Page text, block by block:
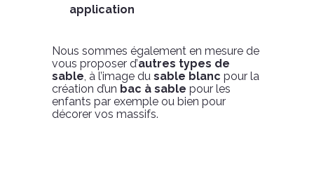
application
Nous sommes également en mesure de
vous proposer d’autres types de
sable, à l’image du sable blanc pour la
création d’un bac à sable pour les
enfants par exemple ou bien pour
décorer vos massifs.